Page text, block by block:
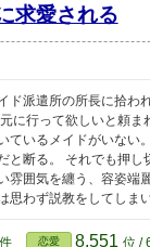
求愛される
派遣所の所長に拾わ
に行って欲しいと頼ま
いるメイドがいない
と断る。 それでも押
囲気を纏う、容姿端
思わず説教をしてしま
恋愛 8,551 位 /